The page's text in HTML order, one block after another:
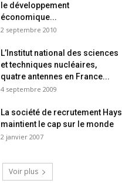
le développement
économique...
2 septembre 2010
L’Institut national des sciences
et techniques nucléaires,
quatre antennes en France...
4 septembre 2009
La société de recrutement Hays
maintient le cap sur le monde
2 janvier 2007
Voir plus